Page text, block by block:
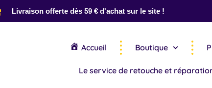
Livraison offerte dès 59 € d'achat sur le site !
Accueil Boutique
Le service de retouche et